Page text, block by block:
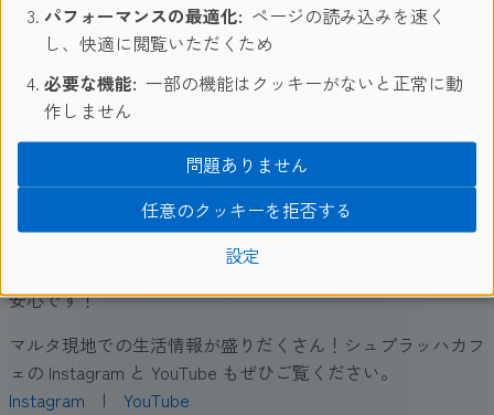
「日本でいつも使っているドライヤーを持ってきたら故障し
ちゃった！」なんて話もよく聞きます。
留学に持ってくる電化製品は、対応電圧も忘れずに確認して
おきましょう。※電圧は本体や充電アダプタなどに書いてあ
現地で買うことも出来ますが、日本出発前に準備しておくと
安心です！
マルタ現地での生活情報が盛りだくさん！シュプラッハカフ
ェの Instagram と YouTube もぜひご覧ください。
Instagram | YouTube
パフォーマンスの最適化: ページの読み込みを速く
し、快適に閲覧いただくため
必要な機能: 一部の機能はクッキーがないと正常に動
作しません
設定
任意のクッキーを拒否する
問題ありません